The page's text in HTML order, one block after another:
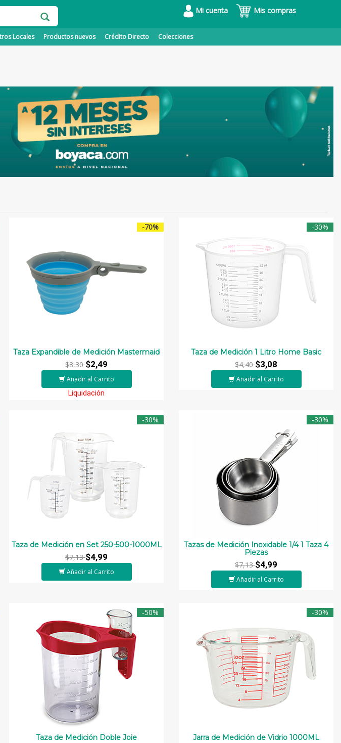
Mi cuenta Mis compras
Locales Productos nuevos Crédito Directo Colecciones
-70%
Taza Expandible de Medición Mastermaid
$8,30$2,49
Añadir al Carrito
Liquidación
-30%
Taza de Medición 1 Litro Home Basic
$4,40$3,08
Añadir al Carrito
-30%
Taza de Medición en Set 250-500-1000ML
$7,13$4,99
Añadir al Carrito
-30%
Tazas de Medición Inoxidable 1/4 1 Taza 4
Piezas
$7,13$4,99
Añadir al Carrito
-50%
Taza de Medición Doble Joie
-30%
Jarra de Medición de Vidrio 1000ML